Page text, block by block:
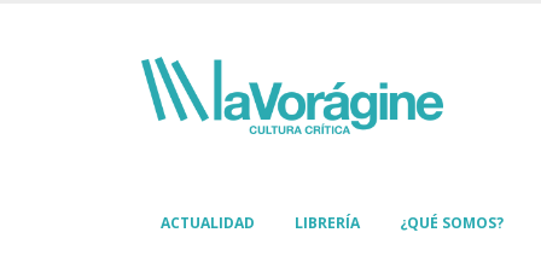
ACTUALIDAD LIBRERÍA ¿QUÉ SOMOS?